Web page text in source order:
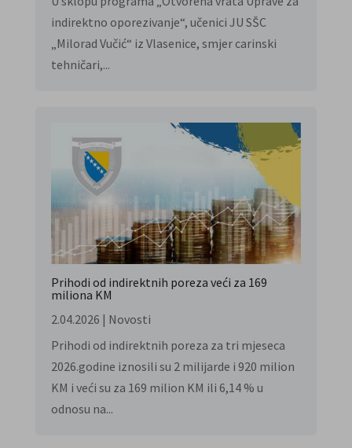
indirektno oporezivanje“, učenici JU SŠC
„Milorad Vučić“ iz Vlasenice, smjer carinski
tehničari,...
Prihodi od indirektnih poreza veći za 169
miliona KM
2.04.2026 | Novosti
Prihodi od indirektnih poreza za tri mjeseca
2026.godine iznosili su 2 milijarde i 920 milion
KM i veći su za 169 milion KM ili 6,14 % u
odnosu na...